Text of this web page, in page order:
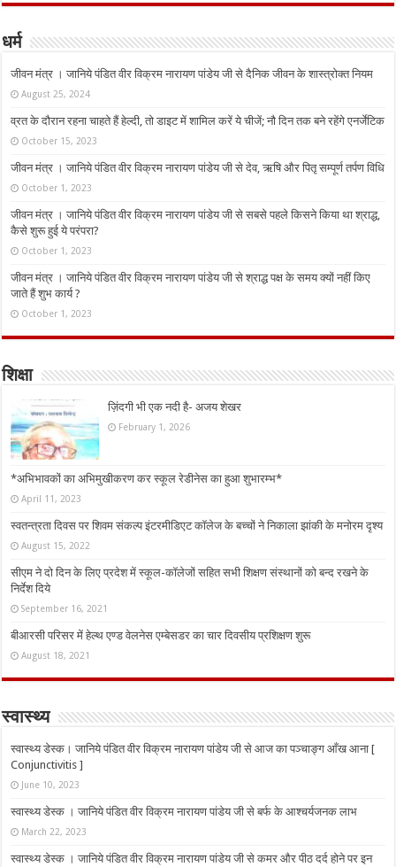
धर्म
जीवन मंत्र । जानिये पंडित वीर विक्रम नारायण पांडेय जी से दैनिक जीवन के शास्त्रोक्त नियम
August 25, 2024
व्रत के दौरान रहना चाहते हैं हेल्दी, तो डाइट में शामिल करें ये चीजें; नौ दिन तक बने रहेंगे एनर्जेटिक
October 15, 2023
जीवन मंत्र । जानिये पंडित वीर विक्रम नारायण पांडेय जी से देव, ऋषि और पितृ सम्पूर्ण तर्पण विधि
October 1, 2023
जीवन मंत्र । जानिये पंडित वीर विक्रम नारायण पांडेय जी से सबसे पहले किसने किया था श्राद्ध,
कैसे शुरू हुई ये परंपरा?
October 1, 2023
जीवन मंत्र । जानिये पंडित वीर विक्रम नारायण पांडेय जी से श्राद्ध पक्ष के समय क्यों नहीं किए
जाते हैं शुभ कार्य ?
October 1, 2023
शिक्षा
ज़िंदगी भी एक नदी है- अजय शेखर
February 1, 2026
*अभिभावकों का अभिमुखीकरण कर स्कूल रेडीनेस का हुआ शुभारम्भ*
April 11, 2023
स्वतन्त्रता दिवस पर शिवम संकल्प इंटरमीडिएट कॉलेज के बच्चों ने निकाला झांकी के मनोरम दृश्य
August 15, 2022
सीएम ने दो दिन के लिए प्रदेश में स्कूल-कॉलेजों सहित सभी शिक्षण संस्थानों को बन्द रखने के
निर्देश दिये
September 16, 2021
बीआरसी परिसर में हेल्थ एण्ड वेलनेस एम्बेसडर का चार दिवसीय प्रशिक्षण शुरू
August 18, 2021
स्वास्थ्य
स्वास्थ्य डेस्क। जानिये पंडित वीर विक्रम नारायण पांडेय जी से आज का पञ्चाङ्ग आँख आना [
Conjunctivitis ]
June 10, 2023
स्वास्थ्य डेस्क । जानिये पंडित वीर विक्रम नारायण पांडेय जी से बर्फ के आश्चर्यजनक लाभ
March 22, 2023
स्वास्थ्य डेस्क । जानिये पंडित वीर विक्रम नारायण पांडेय जी से कमर और पीठ दर्द होने पर इन